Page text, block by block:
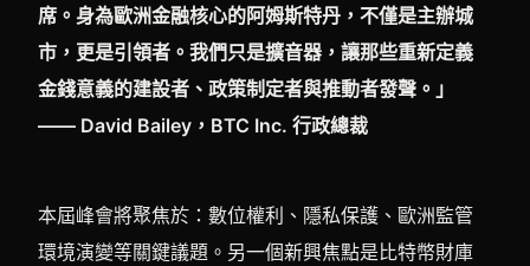
席。身為歐洲金融核心的阿姆斯特丹，不僅是主辦城
市，更是引領者。我們只是擴音器，讓那些重新定義
金錢意義的建設者、政策制定者與推動者發聲。」
—— David Bailey，BTC Inc. 行政總裁
本屆峰會將聚焦於：數位權利、隱私保護、歐洲監管
環境演變等關鍵議題。另一個新興焦點是比特幣財庫